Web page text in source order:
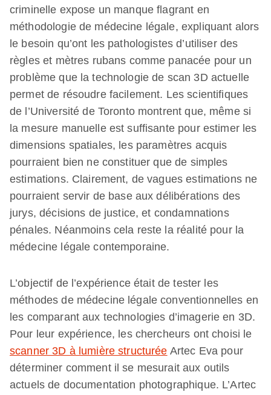
criminelle expose un manque flagrant en
méthodologie de médecine légale, expliquant alors
le besoin qu’ont les pathologistes d’utiliser des
règles et mètres rubans comme panacée pour un
problème que la technologie de scan 3D actuelle
permet de résoudre facilement. Les scientifiques
de l’Université de Toronto montrent que, même si
la mesure manuelle est suffisante pour estimer les
dimensions spatiales, les paramètres acquis
pourraient bien ne constituer que de simples
estimations. Clairement, de vagues estimations ne
pourraient servir de base aux délibérations des
jurys, décisions de justice, et condamnations
pénales. Néanmoins cela reste la réalité pour la
médecine légale contemporaine.
L’objectif de l’expérience était de tester les
méthodes de médecine légale conventionnelles en
les comparant aux technologies d’imagerie en 3D.
Pour leur expérience, les chercheurs ont choisi le
scanner 3D à lumière structurée Artec Eva pour
déterminer comment il se mesurait aux outils
actuels de documentation photographique. L’Artec